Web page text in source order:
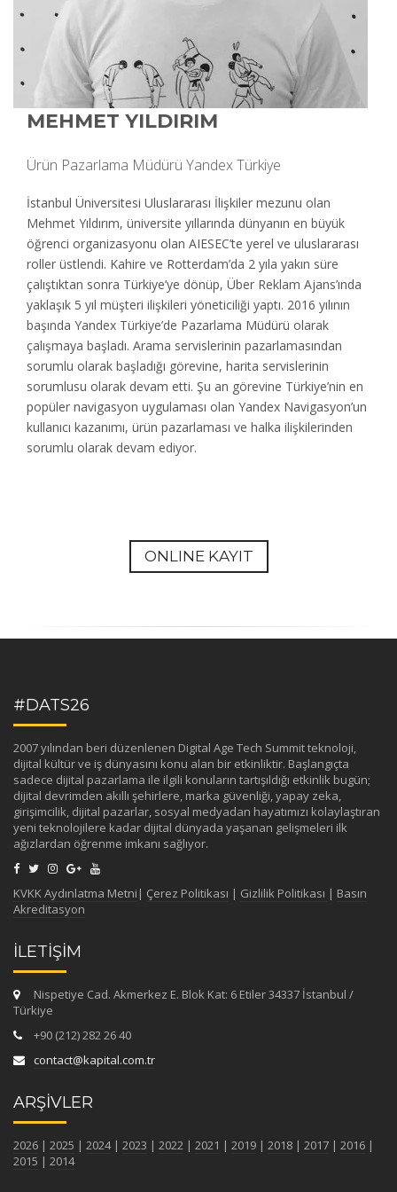
MEHMET YILDIRIM
Ürün Pazarlama Müdürü Yandex Türkiye
İstanbul Üniversitesi Uluslararası İlişkiler mezunu olan
Mehmet Yıldırım, üniversite yıllarında dünyanın en büyük
öğrenci organizasyonu olan AIESEC’te yerel ve uluslararası
roller üstlendi. Kahire ve Rotterdam’da 2 yıla yakın süre
çalıştıktan sonra Türkiye’ye dönüp, Über Reklam Ajans’ında
yaklaşık 5 yıl müşteri ilişkileri yöneticiliği yaptı. 2016 yılının
başında Yandex Türkiye’de Pazarlama Müdürü olarak
çalışmaya başladı. Arama servislerinin pazarlamasından
sorumlu olarak başladığı görevine, harita servislerinin
sorumlusu olarak devam etti. Şu an görevine Türkiye’nin en
popüler navigasyon uygulaması olan Yandex Navigasyon’un
kullanıcı kazanımı, ürün pazarlaması ve halka ilişkilerinden
sorumlu olarak devam ediyor.
ONLINE KAYIT
#DATS26
2007 yılından beri düzenlenen Digital Age Tech Summit teknoloji,
dijital kültür ve iş dünyasını konu alan bir etkinliktir. Başlangıçta
sadece dijital pazarlama ile ilgili konuların tartışıldığı etkinlik bugün;
dijital devrimden akıllı şehirlere, marka güvenliği, yapay zeka,
girişimcilik, dijital pazarlar, sosyal medyadan hayatımızı kolaylaştıran
yeni teknolojilere kadar dijital dünyada yaşanan gelişmeleri ilk
ağızlardan öğrenme imkanı sağlıyor.
KVKK Aydınlatma Metni | Çerez Politikası | Gizlilik Politikası | Basın
Akreditasyon
İLETİŞİM
Nispetiye Cad. Akmerkez E. Blok Kat: 6 Etiler 34337 İstanbul /
Türkiye
+90 (212) 282 26 40
contact@kapital.com.tr
ARŞİVLER
2026 | 2025 | 2024| 2023 | 2022 | 2021 | 2019 | 2018 | 2017 | 2016 |
2015 | 2014